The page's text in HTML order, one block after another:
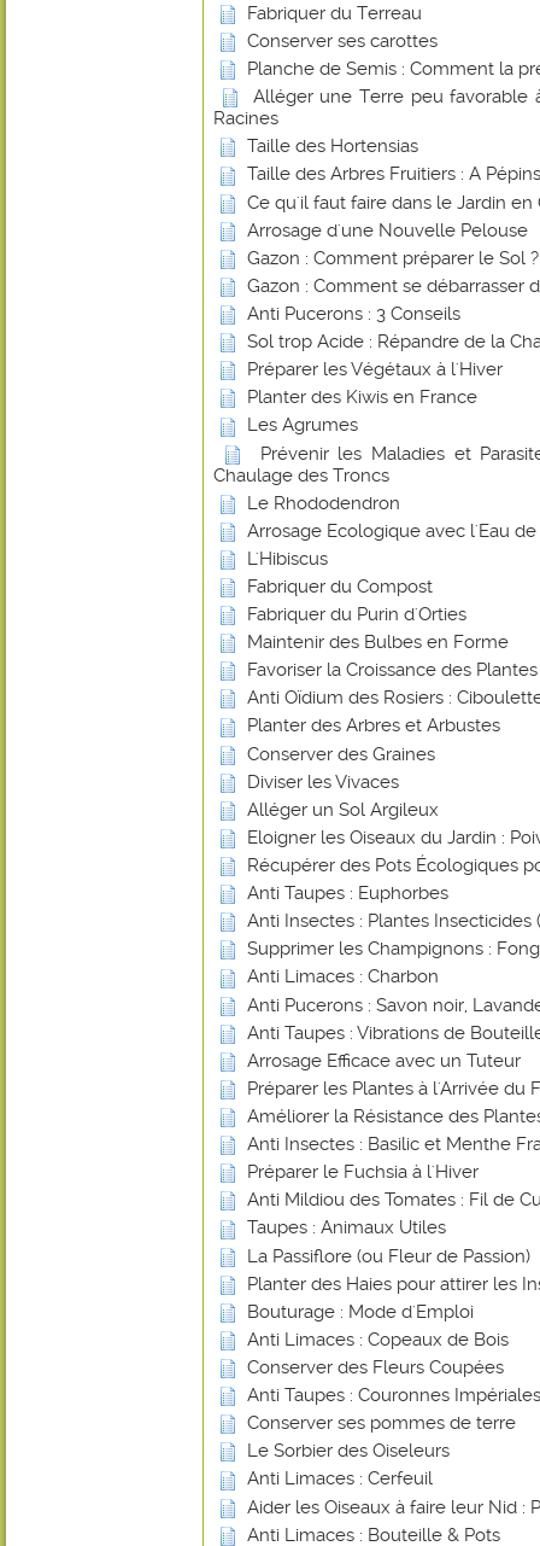
Fabriquer du Terreau
Conserver ses carottes
Planche de Semis : Comment la
Alléger une Terre peu favorable
Racines
Taille des Hortensias
Taille des Arbres Fruitiers : A
Ce qu'il faut faire dans le Jardin en
Arrosage d'une Nouvelle Pelouse
Gazon : Comment préparer le Sol ?
Gazon : Comment se débarrasser
Anti Pucerons : 3 Conseils
Sol trop Acide : Répandre de la
Préparer les Végétaux à l'Hiver
Planter des Kiwis en France
Les Agrumes
Prévenir les Maladies et
Chaulage des Troncs
Le Rhododendron
Arrosage Ecologique avec l'Eau
L'Hibiscus
Fabriquer du Compost
Fabriquer du Purin d'Orties
Maintenir des Bulbes en Forme
Favoriser la Croissance des
Anti Oïdium des Rosiers :
Planter des Arbres et Arbustes
Conserver des Graines
Diviser les Vivaces
Alléger un Sol Argileux
Eloigner les Oiseaux du Jardin :
Récupérer des Pots Écologiques
Anti Taupes : Euphorbes
Anti Insectes : Plantes Insecticides
Supprimer les Champignons :
Anti Limaces : Charbon
Anti Pucerons : Savon noir,
Anti Taupes : Vibrations de
Arrosage Efficace avec un Tuteur
Préparer les Plantes à l'Arrivée du
Améliorer la Résistance des
Anti Insectes : Basilic et Menthe
Préparer le Fuchsia à l'Hiver
Anti Mildiou des Tomates : Fil de
Taupes : Animaux Utiles
La Passiflore (ou Fleur de Passion)
Planter des Haies pour attirer les
Bouturage : Mode d'Emploi
Anti Limaces : Copeaux de Bois
Conserver des Fleurs Coupées
Anti Taupes : Couronnes Impériales
Conserver ses pommes de terre
Le Sorbier des Oiseleurs
Anti Limaces : Cerfeuil
Aider les Oiseaux à faire leur Nid :
Anti Limaces : Bouteille & Pots